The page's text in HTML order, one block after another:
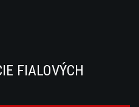
FIALOVÝCH